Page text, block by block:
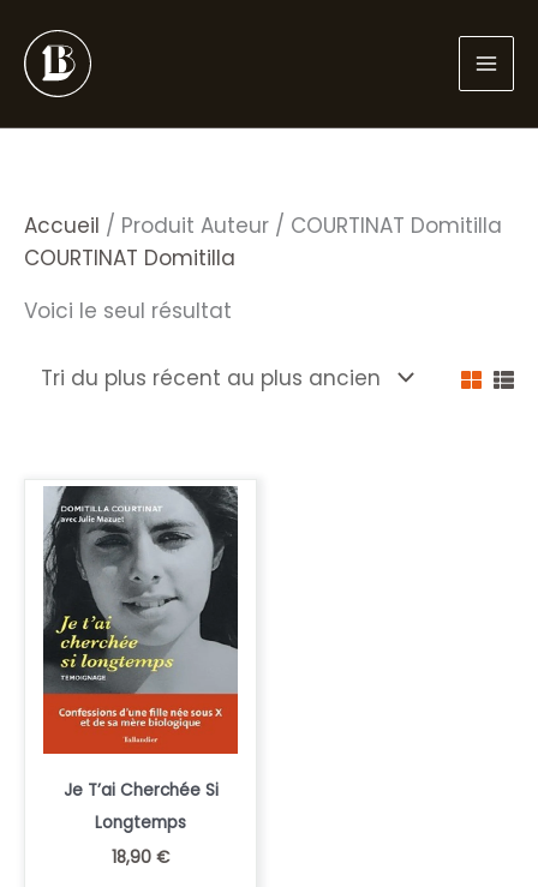
au
contenu
Accueil / Produit Auteur / COURTINAT Domitilla
COURTINAT Domitilla
Voici le seul résultat
Je T’ai Cherchée Si
Longtemps
18,90 €